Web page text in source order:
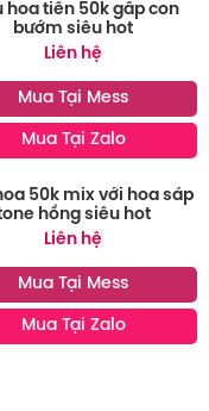
hoa tiền 50k gấp con
bướm siêu hot
Liên hệ
Mua Tại Mess
Mua Tại Zalo
50k mix với hoa sáp
hồng siêu hot
Liên hệ
Mua Tại Mess
Mua Tại Zalo